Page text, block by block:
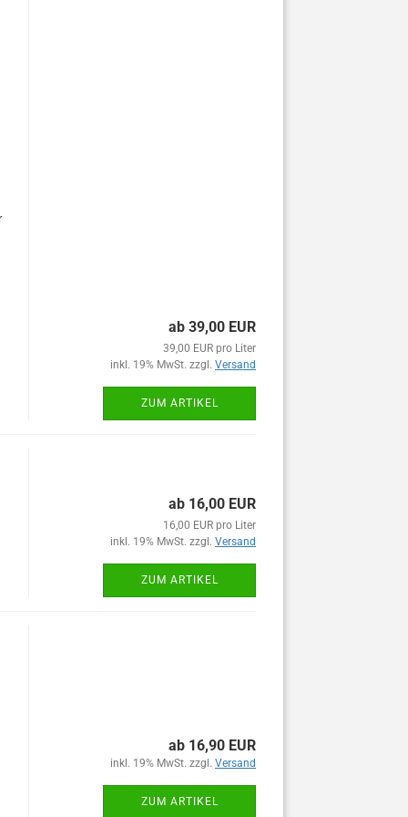
ab 39,00 EUR
39,00 EUR pro Liter
inkl. 19% MwSt. zzgl. Versand
ZUM ARTIKEL
ab 16,00 EUR
16,00 EUR pro Liter
inkl. 19% MwSt. zzgl. Versand
ZUM ARTIKEL
ab 16,90 EUR
inkl. 19% MwSt. zzgl. Versand
ZUM ARTIKEL